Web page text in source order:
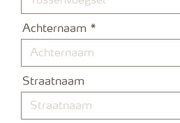
Achternaam
Straatnaam